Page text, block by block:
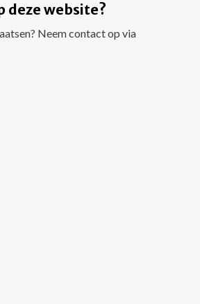
deze website?
Neem contact op via